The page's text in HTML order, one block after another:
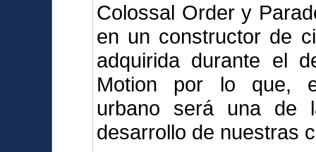
Colossal Order y
en un constructor de
adquirida durante el
Motion por lo que,
urbano será una de
desarrollo de nuestras